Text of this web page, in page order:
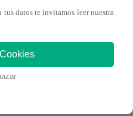
puede
datos te invitamos leer nuestra